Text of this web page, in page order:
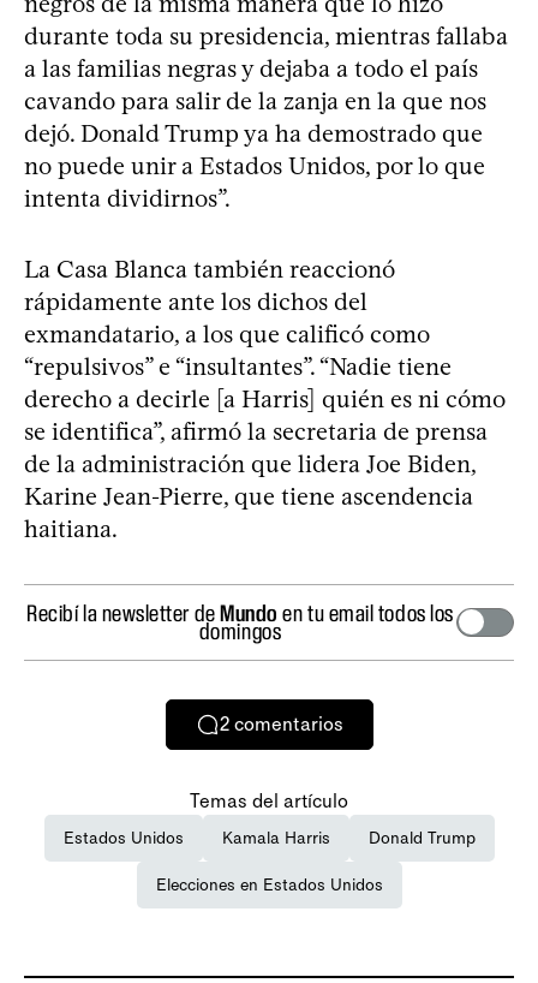
durante toda su presidencia, mientras fallaba
a las familias negras y dejaba a todo el país
cavando para salir de la zanja en la que nos
dejó. Donald Trump ya ha demostrado que
no puede unir a Estados Unidos, por lo que
intenta dividirnos”.
La Casa Blanca también reaccionó
rápidamente ante los dichos del
exmandatario, a los que calificó como
“repulsivos” e “insultantes”. “Nadie tiene
derecho a decirle [a Harris] quién es ni cómo
se identifica”, afirmó la secretaria de prensa
de la administración que lidera Joe Biden,
Karine Jean-Pierre, que tiene ascendencia
haitiana.
Recibí la newsletter deMundo en tu email todos los
domingos
2 comentarios
Temas del artículo
Estados Unidos Kamala Harris Donald Trump
Elecciones en Estados Unidos